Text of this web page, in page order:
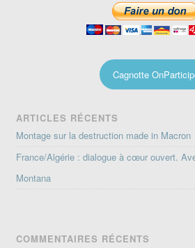
Cagnotte
ARTICLES RÉCENTS
Montage sur la destruction made in Macron
France/Algérie : dialogue à cœur ouvert.
Montana
COMMENTAIRES RÉCENTS